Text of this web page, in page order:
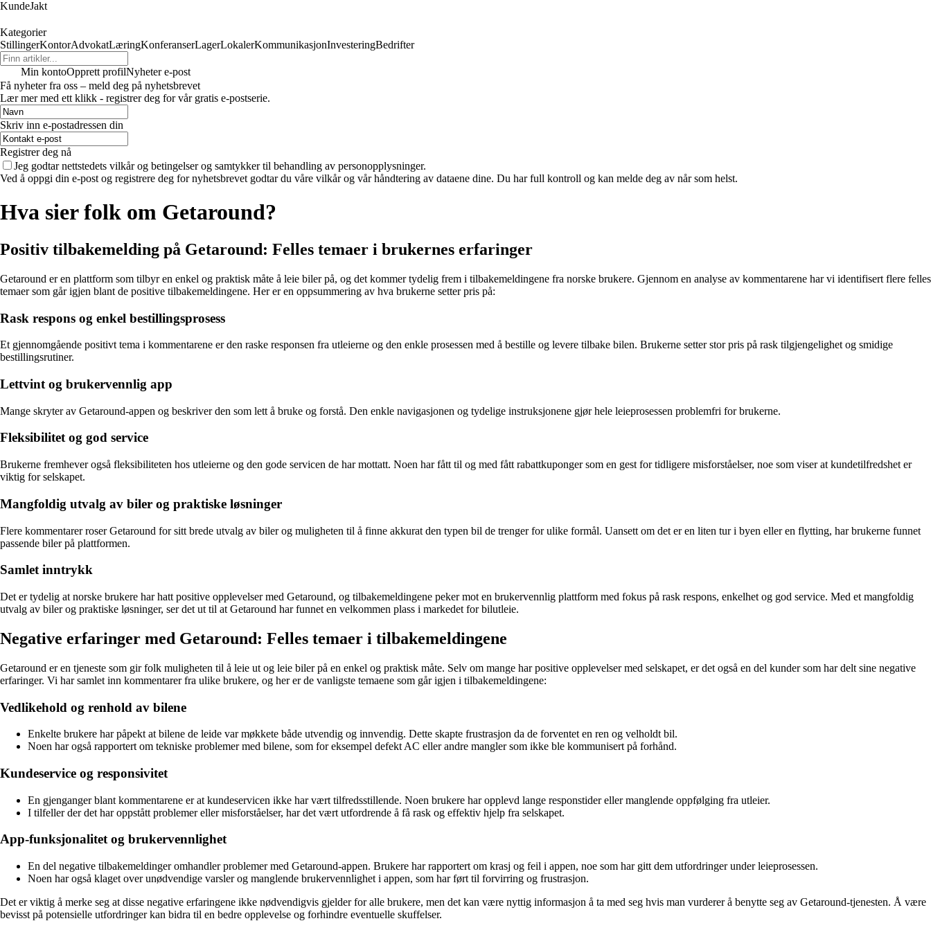
KundeJakt
Kategorier
StillingerKontorAdvokatLæringKonferanserLagerLokalerKommunikasjonInvesteringBedrifter
Min kontoOpprett profilNyheter e-post
Få nyheter fra oss – meld deg på nyhetsbrevet
Lær mer med ett klikk - registrer deg for vår gratis e-postserie.
Skriv inn e-postadressen din
Registrer deg nå
Jeg godtar nettstedets vilkår og betingelser og samtykker til behandling av personopplysninger.
Ved å oppgi din e-post og registrere deg for nyhetsbrevet godtar du våre vilkår og vår håndtering av dataene dine. Du har full kontroll og kan melde deg av når som helst.
Hva sier folk om Getaround?
Positiv tilbakemelding på Getaround: Felles temaer i brukernes erfaringer
Getaround er en plattform som tilbyr en enkel og praktisk måte å leie biler på, og det kommer tydelig frem i tilbakemeldingene fra norske brukere. Gjennom en analyse av kommentarene har vi identifisert flere felles
temaer som går igjen blant de positive tilbakemeldingene. Her er en oppsummering av hva brukerne setter pris på:
Rask respons og enkel bestillingsprosess
Et gjennomgående positivt tema i kommentarene er den raske responsen fra utleierne og den enkle prosessen med å bestille og levere tilbake bilen. Brukerne setter stor pris på rask tilgjengelighet og smidige
bestillingsrutiner.
Lettvint og brukervennlig app
Mange skryter av Getaround-appen og beskriver den som lett å bruke og forstå. Den enkle navigasjonen og tydelige instruksjonene gjør hele leieprosessen problemfri for brukerne.
Fleksibilitet og god service
Brukerne fremhever også fleksibiliteten hos utleierne og den gode servicen de har mottatt. Noen har fått til og med fått rabattkuponger som en gest for tidligere misforståelser, noe som viser at kundetilfredshet er
viktig for selskapet.
Mangfoldig utvalg av biler og praktiske løsninger
Flere kommentarer roser Getaround for sitt brede utvalg av biler og muligheten til å finne akkurat den typen bil de trenger for ulike formål. Uansett om det er en liten tur i byen eller en flytting, har brukerne funnet
passende biler på plattformen.
Samlet inntrykk
Det er tydelig at norske brukere har hatt positive opplevelser med Getaround, og tilbakemeldingene peker mot en brukervennlig plattform med fokus på rask respons, enkelhet og god service. Med et mangfoldig
utvalg av biler og praktiske løsninger, ser det ut til at Getaround har funnet en velkommen plass i markedet for bilutleie.
Negative erfaringer med Getaround: Felles temaer i tilbakemeldingene
Getaround er en tjeneste som gir folk muligheten til å leie ut og leie biler på en enkel og praktisk måte. Selv om mange har positive opplevelser med selskapet, er det også en del kunder som har delt sine negative
erfaringer. Vi har samlet inn kommentarer fra ulike brukere, og her er de vanligste temaene som går igjen i tilbakemeldingene:
Vedlikehold og renhold av bilene
Enkelte brukere har påpekt at bilene de leide var møkkete både utvendig og innvendig. Dette skapte frustrasjon da de forventet en ren og velholdt bil.
Noen har også rapportert om tekniske problemer med bilene, som for eksempel defekt AC eller andre mangler som ikke ble kommunisert på forhånd.
Kundeservice og responsivitet
En gjenganger blant kommentarene er at kundeservicen ikke har vært tilfredsstillende. Noen brukere har opplevd lange responstider eller manglende oppfølging fra utleier.
I tilfeller der det har oppstått problemer eller misforståelser, har det vært utfordrende å få rask og effektiv hjelp fra selskapet.
App-funksjonalitet og brukervennlighet
En del negative tilbakemeldinger omhandler problemer med Getaround-appen. Brukere har rapportert om krasj og feil i appen, noe som har gitt dem utfordringer under leieprosessen.
Noen har også klaget over unødvendige varsler og manglende brukervennlighet i appen, som har ført til forvirring og frustrasjon.
Det er viktig å merke seg at disse negative erfaringene ikke nødvendigvis gjelder for alle brukere, men det kan være nyttig informasjon å ta med seg hvis man vurderer å benytte seg av Getaround-tjenesten. Å være
bevisst på potensielle utfordringer kan bidra til en bedre opplevelse og forhindre eventuelle skuffelser.